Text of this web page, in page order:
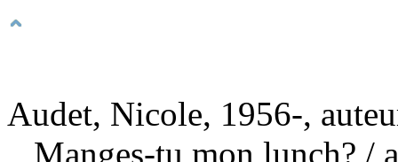
Audet, Nicole, 1956-,
Manges-tu mon lunch? /